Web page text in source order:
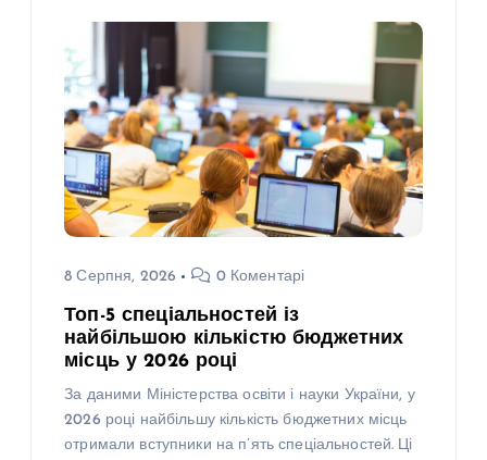
8 Серпня, 2026 0 Коментарі
Топ-5 спеціальностей із
найбільшою кількістю бюджетних
місць у 2026 році
За даними Міністерства освіти і науки України, у
2026 році найбільшу кількість бюджетних місць
отримали вступники на п’ять спеціальностей. Ці